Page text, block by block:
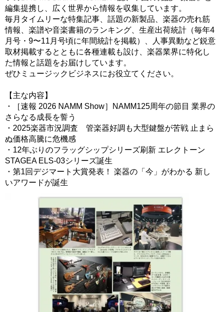
編集提携し、広く世界から情報を収集しています。
毎月タイムリーな特集記事、話題の新製品、楽器の売れ筋
情報、楽譜や音楽書籍のランキング、生産出荷統計（毎年4
月号・9〜11月号頃に年間統計を掲載）、人事異動など鋭意
取材掲載するとともに各種連載も設け、楽器業界に特化し
た情報と話題をお届けしています。
ぜひミュージックビジネスにお役立てください。
【主な内容】
・［速報 2026 NAMM Show］NAMM125周年の節目 業界の
さらなる成長を誓う
・2025楽器市況調査 管楽器好調も大型鍵盤が苦戦 止まら
ぬ価格高騰に危機感
・12年ぶりのフラッグシップシリーズ刷新 エレクトーン
STAGEA ELS-03シリーズ誕生
・第1回デジマート大賞発表！ 楽器の「今」がわかる 新し
いアワードが誕生